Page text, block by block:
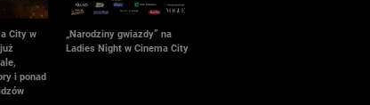
City w
i ponad
„Narodziny gwiazdy” na
Ladies Night w Cinema City